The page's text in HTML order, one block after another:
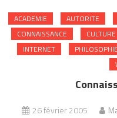
ACADEMIE AUTORITE
CONNAISSANCE
CULTURE
INTERNET
PHILOSOPHIE
26 février 2005